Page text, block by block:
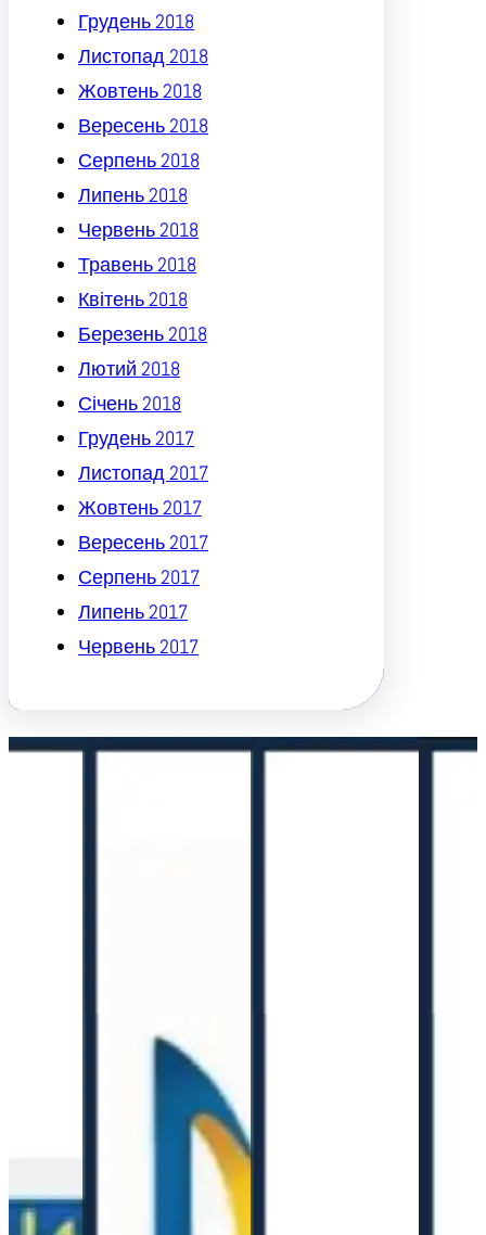
Грудень 2018
Листопад 2018
Жовтень 2018
Вересень 2018
Серпень 2018
Липень 2018
Червень 2018
Травень 2018
Квітень 2018
Березень 2018
Лютий 2018
Січень 2018
Грудень 2017
Листопад 2017
Жовтень 2017
Вересень 2017
Серпень 2017
Липень 2017
Червень 2017